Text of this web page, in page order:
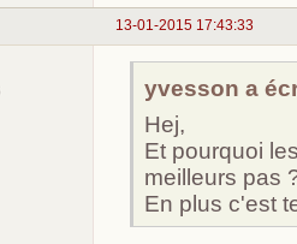
13-01-2015 17:43:33
yvesson a
Hej,
Et pourquoi
meilleurs pas
En plus c'est